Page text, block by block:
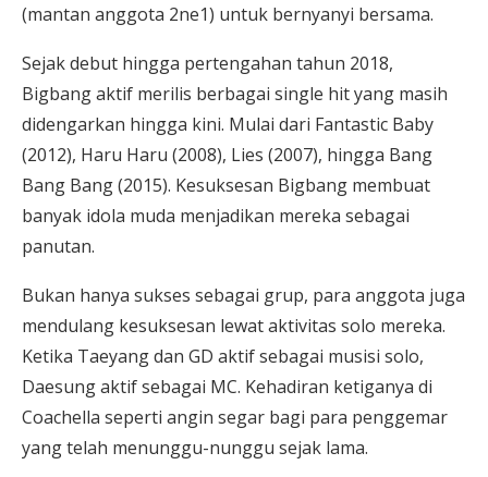
(mantan anggota 2ne1) untuk bernyanyi bersama.
Sejak debut hingga pertengahan tahun 2018,
Bigbang aktif merilis berbagai single hit yang masih
didengarkan hingga kini. Mulai dari Fantastic Baby
(2012), Haru Haru (2008), Lies (2007), hingga Bang
Bang Bang (2015). Kesuksesan Bigbang membuat
banyak idola muda menjadikan mereka sebagai
panutan.
Bukan hanya sukses sebagai grup, para anggota juga
mendulang kesuksesan lewat aktivitas solo mereka.
Ketika Taeyang dan GD aktif sebagai musisi solo,
Daesung aktif sebagai MC. Kehadiran ketiganya di
Coachella seperti angin segar bagi para penggemar
yang telah menunggu-nunggu sejak lama.